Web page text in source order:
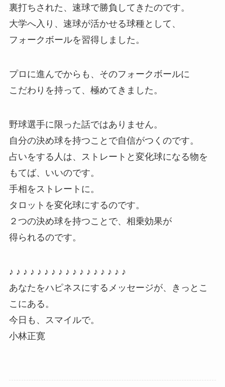
裏打ちされた、速球で勝負してきたのです。
大学へ入り、速球が活かせる球種として、
フォークボールを習得しました。
プロに進んでからも、そのフォークボールに
こだわりを持って、極めてきました。
野球選手に限った話ではありません。
自分の決め球を持つことで自信がつくのです。
占いをする人は、ストレートと変化球になる物を
もてば、いいのです。
手相をストレートに。
タロットを変化球にするのです。
２つの決め球を持つことで、相乗効果が
得られるのです。
♪ ♪ ♪ ♪ ♪ ♪ ♪ ♪ ♪ ♪ ♪ ♪ ♪ ♪ ♪ ♪ ♪
あなたをハピネスにするメッセージが、きっとこ
こにある。
今日も、スマイルで。
小林正寛